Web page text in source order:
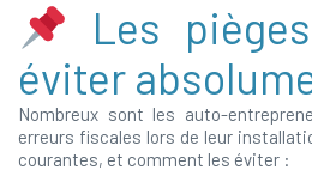
Les
éviter
Nombreux sont les auto-
erreurs fiscales lors de leur
courantes, et comment les éviter :